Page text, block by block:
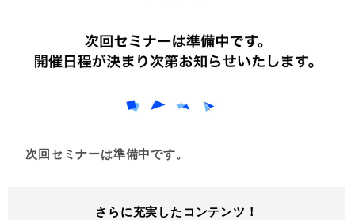
次回セミナーは準備中です。
さらに充実したコンテンツ！